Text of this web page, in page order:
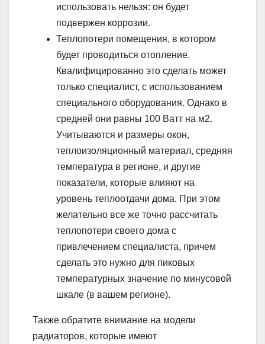
использовать нельзя: он будет
подвержен коррозии.
Теплопотери помещения, в котором
будет проводиться отопление.
Квалифицированно это сделать может
только специалист, с использованием
специального оборудования. Однако в
средней они равны 100 Ватт на м2.
Учитываются и размеры окон,
теплоизоляционный материал, средняя
температура в регионе, и другие
показатели, которые влияют на
уровень теплоотдачи дома. При этом
желательно все же точно рассчитать
теплопотери своего дома с
привлечением специалиста, причем
сделать это нужно для пиковых
температурных значение по минусовой
шкале (в вашем регионе).
Также обратите внимание на модели
радиаторов, которые имеют